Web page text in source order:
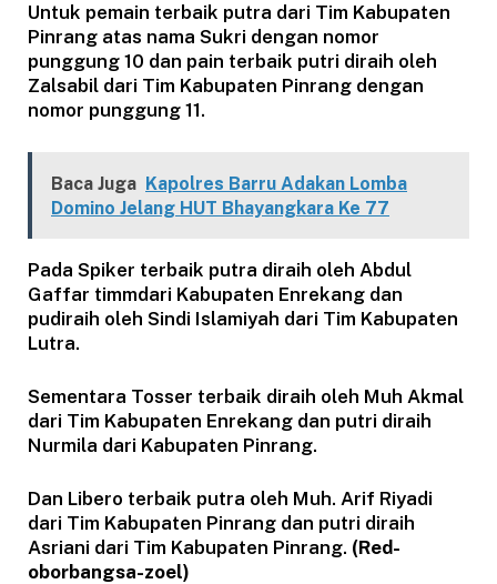
Untuk pemain terbaik putra dari Tim Kabupaten
Pinrang atas nama Sukri dengan nomor
punggung 10 dan pain terbaik putri diraih oleh
Zalsabil dari Tim Kabupaten Pinrang dengan
nomor punggung 11.
Baca Juga Kapolres Barru Adakan Lomba
Domino Jelang HUT Bhayangkara Ke 77
Pada Spiker terbaik putra diraih oleh Abdul
Gaffar timmdari Kabupaten Enrekang dan
pudiraih oleh Sindi Islamiyah dari Tim Kabupaten
Lutra.
Sementara Tosser terbaik diraih oleh Muh Akmal
dari Tim Kabupaten Enrekang dan putri diraih
Nurmila dari Kabupaten Pinrang.
Dan Libero terbaik putra oleh Muh. Arif Riyadi
dari Tim Kabupaten Pinrang dan putri diraih
Asriani dari Tim Kabupaten Pinrang. (Red-
oborbangsa-zoel)